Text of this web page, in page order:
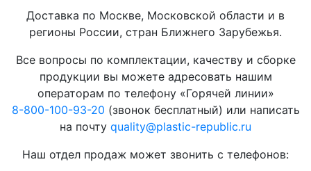
Доставка по Москве, Московской области и в
регионы России, стран Ближнего Зарубежья.
Все вопросы по комплектации, качеству и сборке
продукции вы можете адресовать нашим
операторам по телефону «Горячей линии»
8-800-100-93-20 (звонок бесплатный) или написать
на почту quality@plastic-republic.ru
Наш отдел продаж может звонить с телефонов: